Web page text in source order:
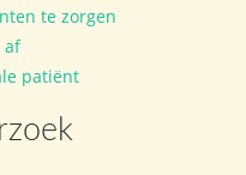
te zorgen
af
patiënt